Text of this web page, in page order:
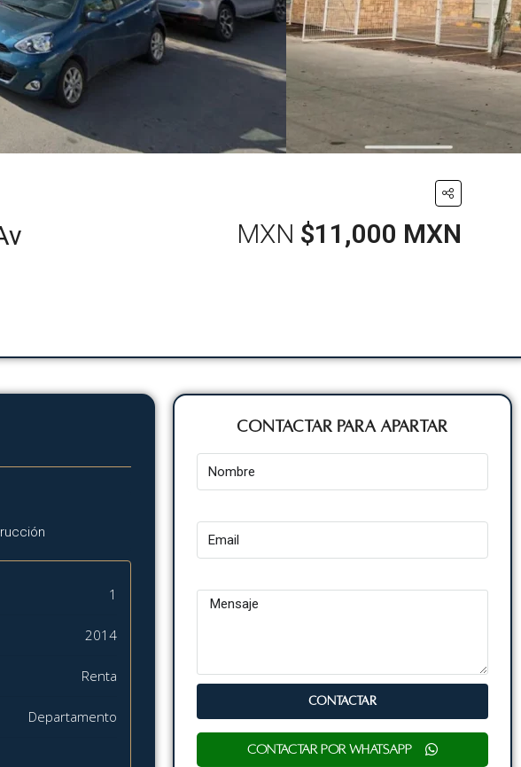
MXN $11,000 MXN
1
2014
Renta
Departamento
Contactar para Apartar
CONTACTAR
Contactar por WhatsApp